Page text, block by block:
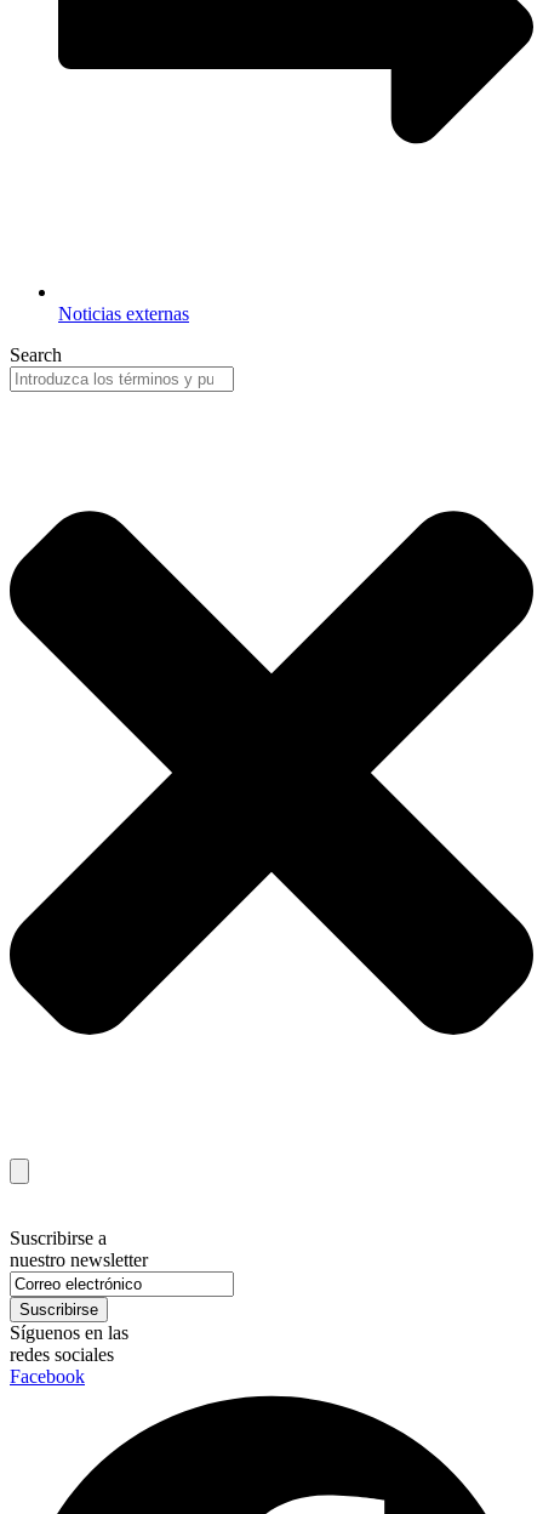
Noticias externas
Search
Suscribirse a
nuestro newsletter
Síguenos en las
redes sociales
Facebook